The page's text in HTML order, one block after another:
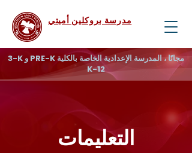
مدرسة بروكلين أميتي
3-K و PRE-K مجانًا ، المدرسة الإعدادية الخاصة بالكلية
K-12
التعليمات